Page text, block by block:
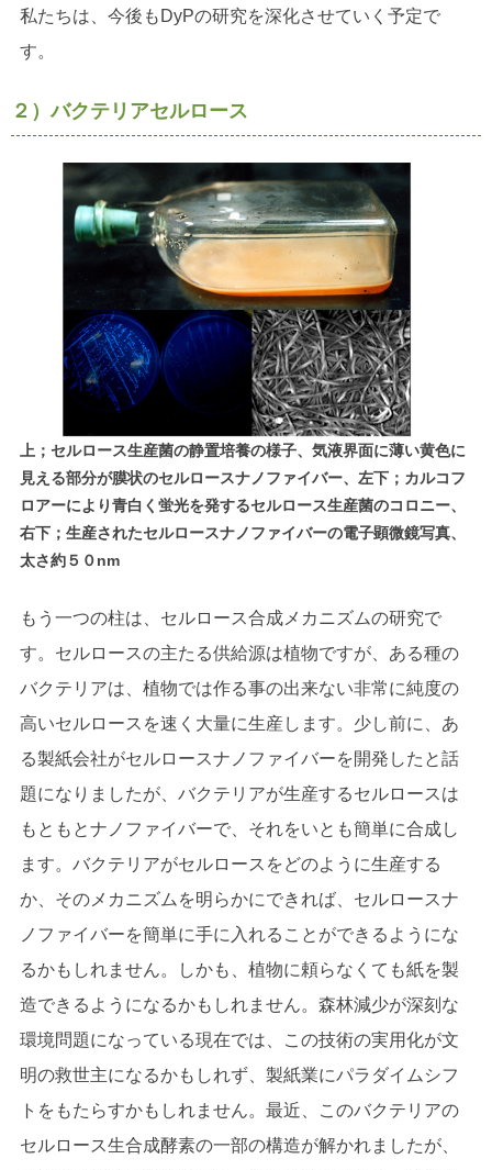
私たちは、今後もDyPの研究を深化させていく予定で
す。
２）バクテリアセルロース
上；セルロース生産菌の静置培養の様子、気液界面に薄い黄色に
見える部分が膜状のセルロースナノファイバー、左下；カルコフ
ロアーにより青白く蛍光を発するセルロース生産菌のコロニー、
右下；生産されたセルロースナノファイバーの電子顕微鏡写真、
太さ約５０nm
もう一つの柱は、セルロース合成メカニズムの研究で
す。セルロースの主たる供給源は植物ですが、ある種の
バクテリアは、植物では作る事の出来ない非常に純度の
高いセルロースを速く大量に生産します。少し前に、あ
る製紙会社がセルロースナノファイバーを開発したと話
題になりましたが、バクテリアが生産するセルロースは
もともとナノファイバーで、それをいとも簡単に合成し
ます。バクテリアがセルロースをどのように生産する
か、そのメカニズムを明らかにできれば、セルロースナ
ノファイバーを簡単に手に入れることができるようにな
るかもしれません。しかも、植物に頼らなくても紙を製
造できるようになるかもしれません。森林減少が深刻な
環境問題になっている現在では、この技術の実用化が文
明の救世主になるかもしれず、製紙業にパラダイムシフ
トをもたらすかもしれません。最近、このバクテリアの
セルロース生合成酵素の一部の構造が解かれましたが、